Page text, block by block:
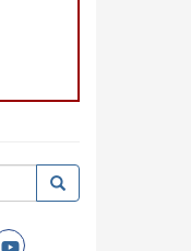
Пребарување